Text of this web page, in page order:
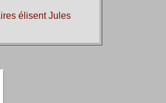
élisent Jules